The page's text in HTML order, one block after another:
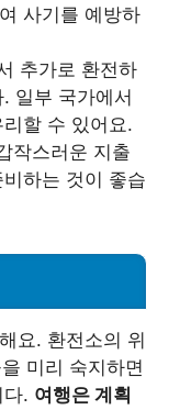
사기를 예방하
추가로 환전하
일부 국가에서
할 수 있어요.
작스러운 지출
하는 것이 좋습
요. 환전소의 위
미리 숙지하면
. 여행은 계획